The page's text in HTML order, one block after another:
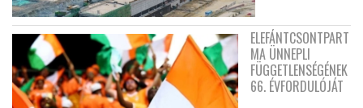
ELEFÁNTCSONTPART
MA ÜNNEPLI
FÜGGETLENSÉGÉNEK
66. ÉVFORDULÓJÁT